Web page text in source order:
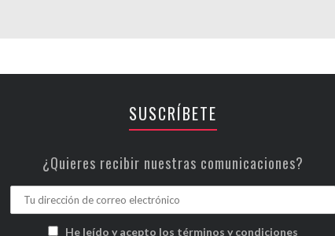
SUSCRÍBETE
¿Quieres recibir nuestras comunicaciones?
He leído y acepto los términos y condiciones